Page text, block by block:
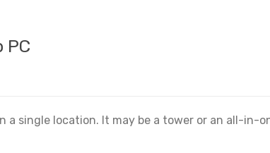
PC
single location. It may be a tower or an all-in-